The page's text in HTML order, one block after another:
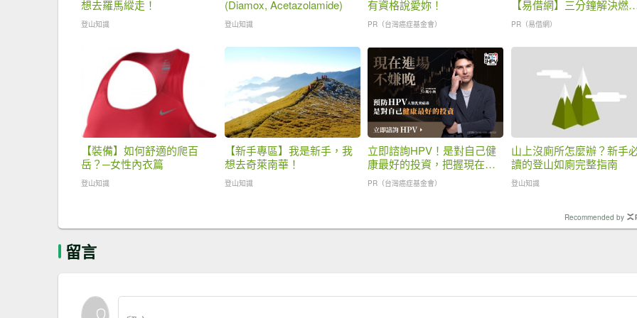
想去羅馬縱走！
登山知識
(Diamox, Acetazolamide)
登山知識
有資格說愛妳！
PR（台灣癌症基金會）
【易借網】三分鐘解決燃
之急
PR（易借網）
【裝備】如何舒適的爬百
岳？─女性內衣篇
登山知識
【新手專區】我是新手，我
想去奇萊南華！
登山知識
立即諮詢HPV！是對自己健
康最好的投資，把握現在不
嫌晚！
PR（台灣癌症基金會）
山上沒廁所怎麼辦？新手
讀的登山如廁完整指南
登山知識
Recommended by
留言